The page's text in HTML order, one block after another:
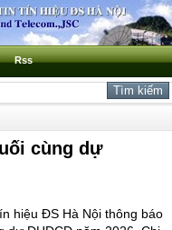
Rss
cùng dự
hiệu ĐS Hà Nội thông báo